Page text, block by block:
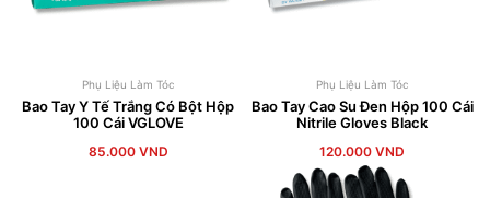
Phụ Liệu Làm Tóc
Bao Tay Y Tế Trắng Có Bột Hộp
100 Cái VGLOVE
85.000 VND
Phụ Liệu Làm Tóc
Bao Tay Cao Su Đen Hộp 100 Cái
Nitrile Gloves Black
120.000 VND